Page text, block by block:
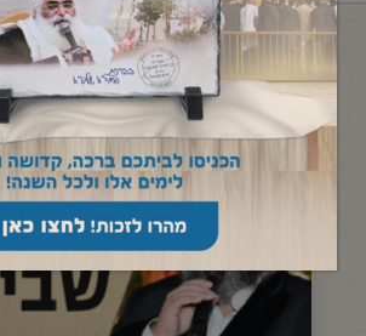
תפריט קטגוריות